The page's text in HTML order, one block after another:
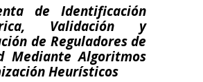
de Identificación
Validación y
de Reguladores de
Mediante Algoritmos
Heurísticos